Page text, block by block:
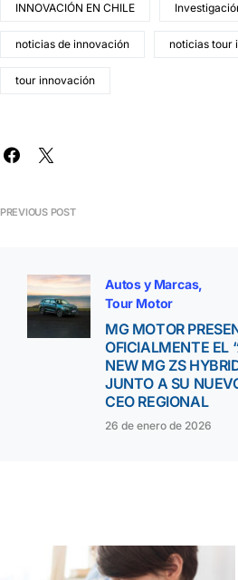
INNOVACIÓN EN CHILE
noticias de innovación noticias tour
tour innovación
PREVIOUS POST
Autos y Marcas
Tour Motor
MG MOTOR
OFICIALMENTE EL
NEW MG ZS
JUNTO A SU
CEO REGIONAL
26 de enero de 2026